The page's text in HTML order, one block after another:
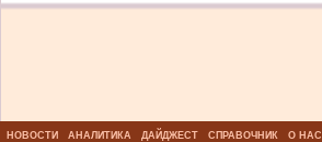
НОВОСТИ АНАЛИТИКА ДАЙДЖЕСТ СПРАВОЧНИК О НАС